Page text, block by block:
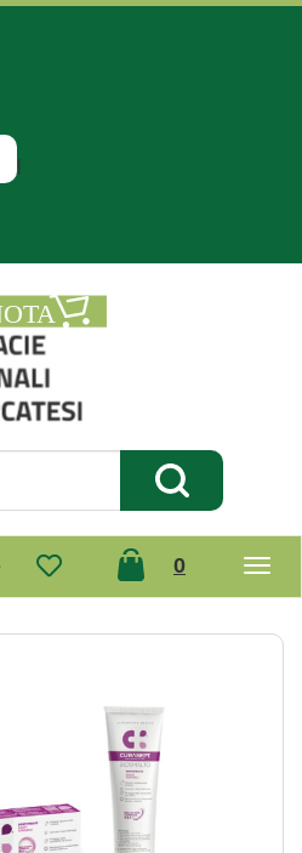
Cerca Prodotto
0prodotti